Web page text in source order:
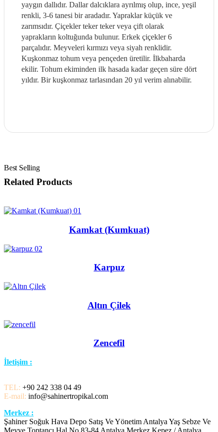
yaygın dallıdır. Dallar dalcıklara ayrılmış olup, ince, yeşil
renkli, 3-6 tanesi bir aradadır. Yapraklar küçük ve
zarımsıdır. Çiçekler teker teker veya çift olarak
yaprakların koltuğunda bulunur. Erkek çiçekler 6
parçalıdır. Meyveleri kırmızı veya siyah renklidir.
Kuşkonmaz tohum veya pençeden üretilir. İlkbaharda
ekilir. Tohum ekiminden ilk hasada kadar geçen süre dört
yıldır. Bir kuşkonmaz tarlasından 20 yıl verim alınabilir.
Related Products
Kamkat (Kumkuat)
Karpuz
Altın Çilek
Zencefil
İletişim :
TEL: +90 242 338 04 49
E-mail: info@sahinertropikal.com
Merkez :
Şahiner Soğuk Hava Depo Satış Ve Yönetim Antalya Yaş Sebze Ve
Meyve Toptancı Hal No 83-84 Antalya Merkez Kepez / Antalya